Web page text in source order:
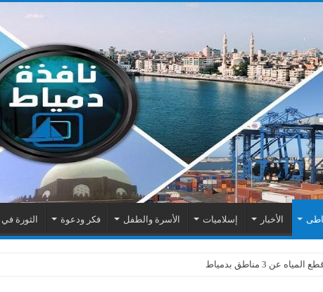
الأخبار إسلاميات الأسرة والطفل فكر ودعوة الثورة
المياه عن 3 مناطق بدمياط